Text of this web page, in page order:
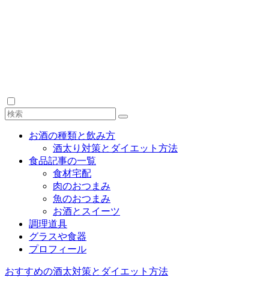
お酒の種類と飲み方
酒太り対策とダイエット方法
食品記事の一覧
食材宅配
肉のおつまみ
魚のおつまみ
お酒とスイーツ
調理道具
グラスや食器
プロフィール
おすすめの酒太対策とダイエット方法